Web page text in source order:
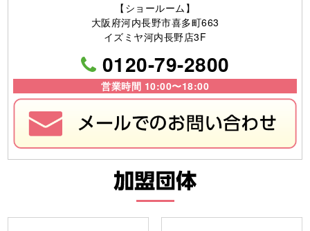
【ショールーム】
大阪府河内長野市喜多町663
イズミヤ河内長野店3F
0120-79-2800
営業時間 10:00〜18:00